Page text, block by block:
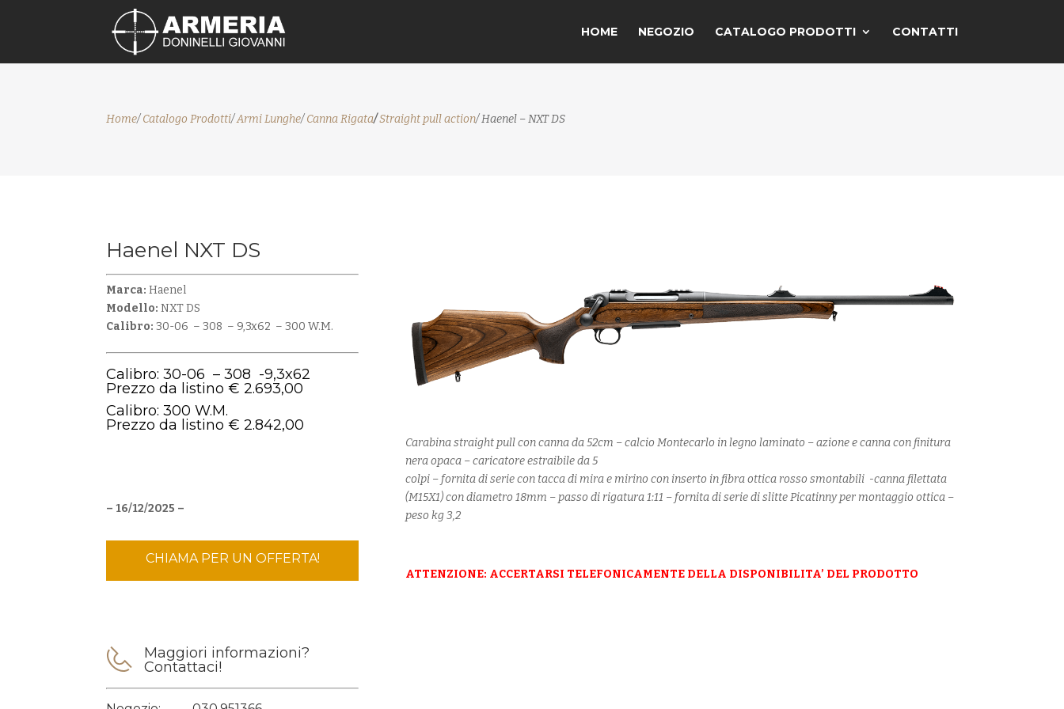
HOME NEGOZIO CATALOGO PRODOTTI CONTATTI
Home/Catalogo Prodotti/Armi Lunghe/Canna Rigata/Straight pull action/ Haenel – NXT DS
Haenel NXT DS
Marca: Haenel
Modello: NXT DS
Calibro: 30-06 – 308 – 9,3x62 – 300 W.M.
Calibro: 30-06 – 308 -9,3x62
Prezzo da listino € 2.693,00
Calibro: 300 W.M.
Prezzo da listino € 2.842,00
– 16/12/2025 –
CHIAMA PER UN OFFERTA!
Maggiori informazioni?
Contattaci!
Carabina straight pull con canna da 52cm – calcio Montecarlo in legno laminato – azione e canna con finitura
nera opaca – caricatore estraibile da 5
colpi – fornita di serie con tacca di mira e mirino con inserto in fibra ottica rosso smontabili -canna filettata
(M15X1) con diametro 18mm – passo di rigatura 1:11 – fornita di serie di slitte Picatinny per montaggio ottica –
peso kg 3,2
ATTENZIONE: ACCERTARSI TELEFONICAMENTE DELLA DISPONIBILITA’ DEL PRODOTTO